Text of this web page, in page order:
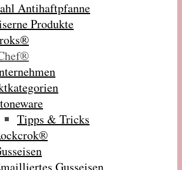
Antihaftpfanne
Produkte
Tipps & Tricks
Gusseisen